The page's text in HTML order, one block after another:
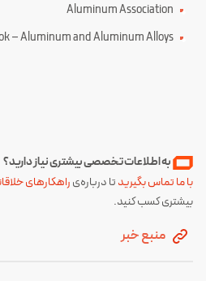
Aluminum Association
– Aluminum and Aluminum Alloys
به اطلاعات تخصصی بیشتری نیاز دارید؟
با ما تماس بگیریدتا درباره‌یراهکارهای
بیشتری کسب کنید.
منبع خبر